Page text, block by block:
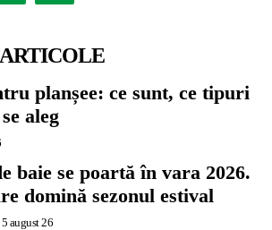
planșee: ce sunt, ce tipuri
aleg
baie se poartă în vara 2026.
domină sezonul estival
5 august 26